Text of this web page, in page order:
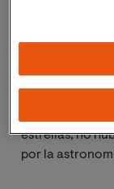
Tengo también
casi
era pequeña
estrellas, no
por la